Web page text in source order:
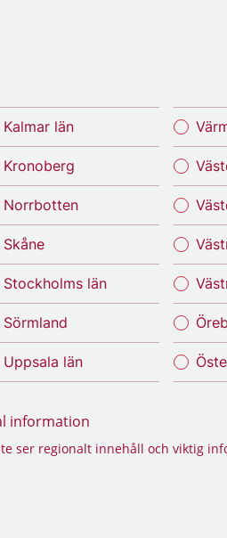
Kalmar län
Kronoberg
Norrbotten
Skåne
Stockholms län
Sörmland
Uppsala län
information
ser regionalt innehåll och viktig